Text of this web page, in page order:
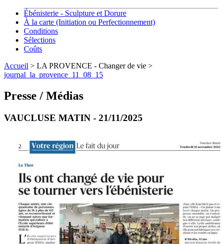
Ébénisterie - Sculpture et Dorure
À la carte (Initiation ou Perfectionnement)
Conditions
Sélections
Coûts
Accueil > LA PROVENCE - Changer de vie >
journal_la_provence_11_08_15
Presse / Médias
VAUCLUSE MATIN - 21/11/2025